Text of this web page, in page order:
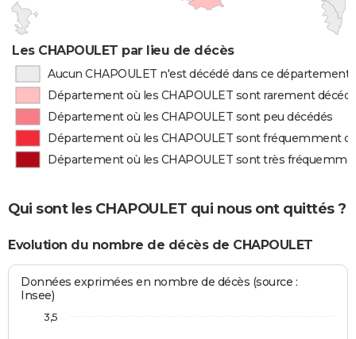
Les CHAPOULET par lieu de décès
Aucun CHAPOULET n'est décédé dans ce département
Département où les CHAPOULET sont rarement
Département où les CHAPOULET sont peu décédés
Département où les CHAPOULET sont fréquemment
Département où les CHAPOULET sont très
Qui sont les CHAPOULET qui nous ont quittés ?
Evolution du nombre de décès de CHAPOULET
Données exprimées en nombre de décès (source :
Insee)
3,5